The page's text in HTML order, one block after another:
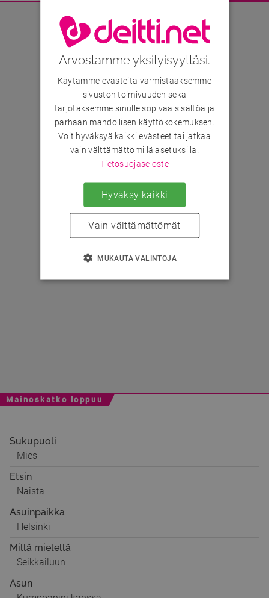
Mainoskatko loppuu
Sukupuoli
Mies
Etsin
Naista
Asuinpaikka
Helsinki
Millä mielellä
Seikkailuun
Asun
Arvostamme yksityisyyttäsi.
Käytämme evästeitä varmistaaksemme
sivuston toimivuuden sekä
tarjotaksemme sinulle sopivaa sisältöä ja
parhaan mahdollisen käyttökokemuksen.
Voit hyväksyä kaikki evästeet tai jatkaa
vain välttämättömillä asetuksilla.
Tietosuojaseloste
Hyväksy kaikki
Vain välttämättömät
MUKAUTA VALINTOJA